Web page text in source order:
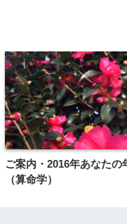
ご案内・2016年あなたの
（算命学）